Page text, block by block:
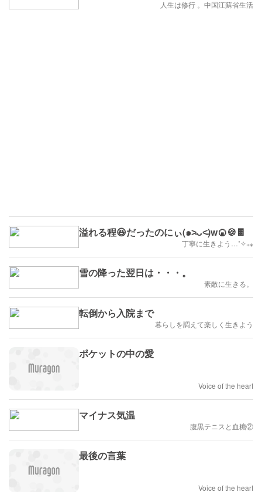
人生は修行 。中国江蘇省生活
溢れる程😆だったのにぃ(๑˃̵ᴗ˂̵)w🍘🍪🍫
丁寧に生きよう…˚✧₊⁎
雪の降った翌日は・・・。
素敵に生きる。
転倒から入院まで
暮らしを調えて楽しく生きよう
ポケットの中の愛
Voice of the heart
マイナス気温
腹黒テニスと血糖②
最後の言葉
Voice of the heart